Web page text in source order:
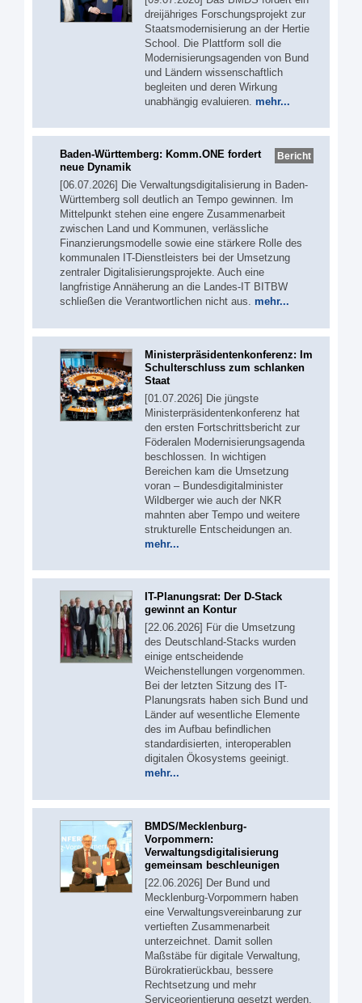
dreijähriges Forschungsprojekt zur
Staatsmodernisierung an der Hertie
School. Die Plattform soll die
Modernisierungsagenden von Bund
und Ländern wissenschaftlich
begleiten und deren Wirkung
unabhängig evaluieren. mehr...
Bericht
Baden-Württemberg: Komm.ONE fordert
neue Dynamik
[06.07.2026] Die Verwaltungsdigitalisierung in Baden-
Württemberg soll deutlich an Tempo gewinnen. Im
Mittelpunkt stehen eine engere Zusammenarbeit
zwischen Land und Kommunen, verlässliche
Finanzierungsmodelle sowie eine stärkere Rolle des
kommunalen IT-Dienstleisters bei der Umsetzung
zentraler Digitalisierungsprojekte. Auch eine
langfristige Annäherung an die Landes-IT BITBW
schließen die Verantwortlichen nicht aus. mehr...
Ministerpräsidentenkonferenz: Im
Schulterschluss zum schlanken
Staat
[01.07.2026] Die jüngste
Ministerpräsidentenkonferenz hat
den ersten Fortschrittsbericht zur
Föderalen Modernisierungsagenda
beschlossen. In wichtigen
Bereichen kam die Umsetzung
voran – Bundesdigitalminister
Wildberger wie auch der NKR
mahnten aber Tempo und weitere
strukturelle Entscheidungen an.
mehr...
IT-Planungsrat: Der D-Stack
gewinnt an Kontur
[22.06.2026] Für die Umsetzung
des Deutschland-Stacks wurden
einige entscheidende
Weichenstellungen vorgenommen.
Bei der letzten Sitzung des IT-
Planungsrats haben sich Bund und
Länder auf wesentliche Elemente
des im Aufbau befindlichen
standardisierten, interoperablen
digitalen Ökosystems geeinigt.
mehr...
BMDS/Mecklenburg-
Vorpommern:
Verwaltungsdigitalisierung
gemeinsam beschleunigen
[22.06.2026] Der Bund und
Mecklenburg-Vorpommern haben
eine Verwaltungsvereinbarung zur
vertieften Zusammenarbeit
unterzeichnet. Damit sollen
Maßstäbe für digitale Verwaltung,
Bürokratierückbau, bessere
Rechtsetzung und mehr
Serviceorientierung gesetzt werden.